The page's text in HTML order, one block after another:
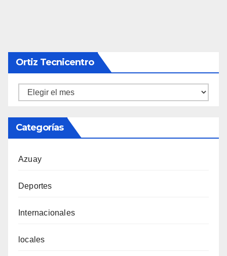
Ortiz Tecnicentro
Ortiz
Categorías
Azuay
Deportes
Internacionales
locales